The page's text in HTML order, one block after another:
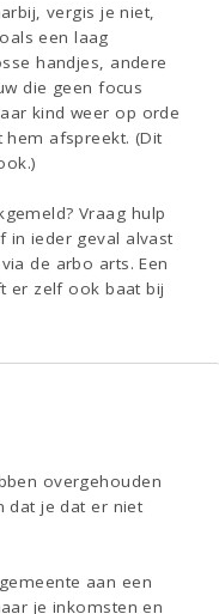
vergis je niet,
een laag
handjes, andere
die geen focus
kind weer op orde
afspreekt. (Dit
Vraag hulp
in ieder geval alvast
de arbo arts. Een
er zelf ook baat bij
overgehouden
dat je dat er niet
aan een
je inkomsten en